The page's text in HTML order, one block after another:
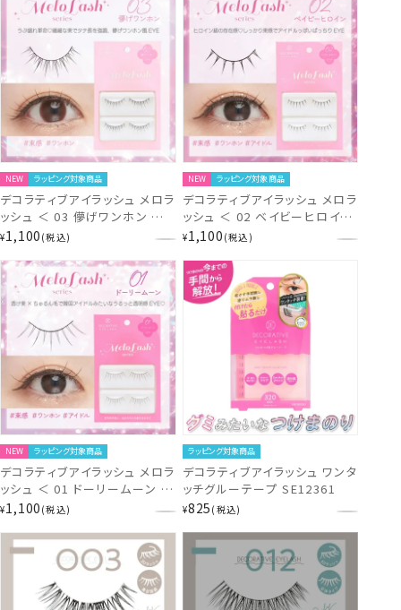
NEW ラッピング対象商品
デコラティブアイラッシュ メロラ
ッシュ ＜ 03 儚げワンホン ＞
SE13392
¥1,100 税込
NEW ラッピング対象商品
デコラティブアイラッシュ メロラ
ッシュ ＜ 02 ベイビーヒロイン
＞ SE13391
¥1,100 税込
NEW ラッピング対象商品
デコラティブアイラッシュ メロラ
ッシュ ＜ 01 ドーリームーン ＞
SE13390
¥1,100 税込
ラッピング対象商品
デコラティブアイラッシュ ワンタ
ッチグルーテープ SE12361
¥825 税込